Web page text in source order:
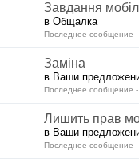
Завдання
в Общалка
Последнее сообщение -
Заміна
в Ваши
Последнее сообщение -
Лишить прав
в Ваши
Последнее сообщение -